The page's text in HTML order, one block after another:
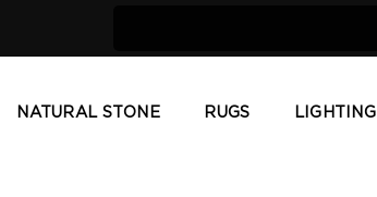
NATURAL STONE RUGS LIGHTING